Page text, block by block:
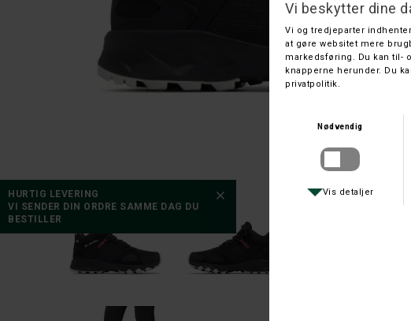
HURTIG LEVERING
VI SENDER DIN ORDRE SAMME DAG DU
BESTILLER